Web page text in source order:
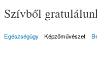
Szívből
Egészségügy Képzőművészet